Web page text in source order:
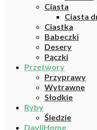
Ciasta
Ciasta
Ciastka
Babeczki
Desery
Pączki
Przetwory
Przyprawy
Wytrawne
Słodkie
Ryby
Śledzie
DayliHome